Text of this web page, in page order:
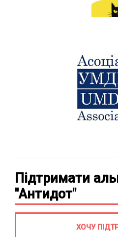
Підтримати
"Антидот"
ХОЧУ